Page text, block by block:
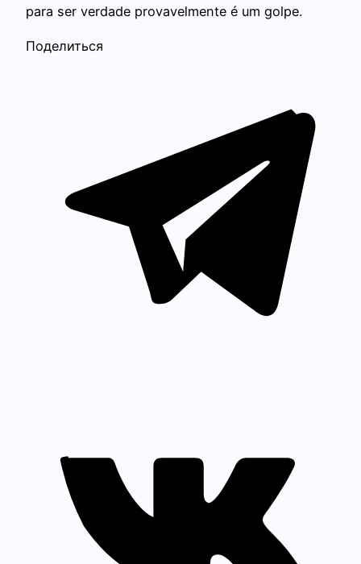
para ser verdade provavelmente é um golpe.
Поделиться